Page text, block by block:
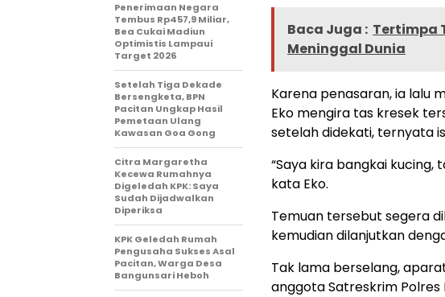
Baca Juga : Tertimpa
Meninggal Dunia
Karena penasaran, ia lalu
Eko mengira tas kresek
setelah didekati, ternyata
“Saya kira bangkai
kata Eko.
Temuan tersebut segera
kemudian dilanjutkan
Tak lama berselang,
anggota Satreskrim Polres
Penerimaan Negara
Tembus Rp457,9 Miliar,
Bea Cukai Madiun
Optimistis Lampaui
Target 2026
Setelah Tiga Dekade
Bersengketa, BPN
Pacitan Ungkap Hasil
Pemetaan Ulang
Kawasan Goa Gong
Citra Margaretha
Kecewa Rumahnya
Digeledah KPK: Saya
Sudah Dijadwalkan
Diperiksa
KPK Geledah Rumah
Pengusaha Sukses Asal
Pacitan, Warga Desa
Bangunsari Heboh